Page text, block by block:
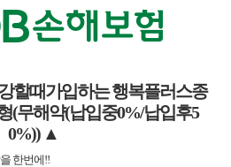
할때가입하는 행복플러스종
(무해약(납입중0%/납입후5
0%)) ▲
한번에!!